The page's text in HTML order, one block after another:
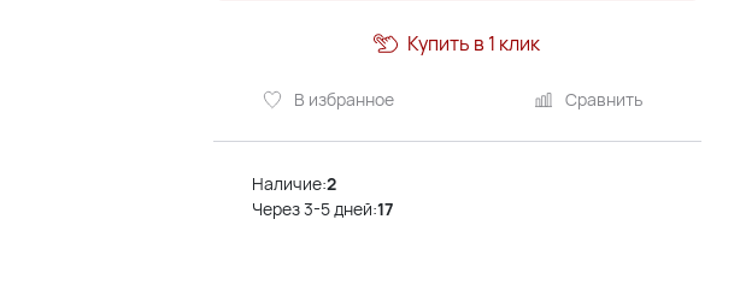
В избранное Сравнить
Купить в 1 клик
Наличие:2
Через 3-5 дней:17